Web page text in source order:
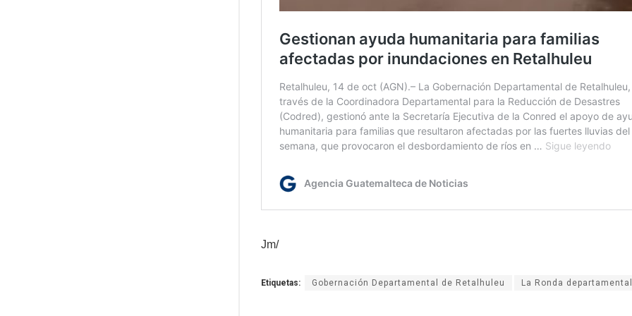
Jm/
Etiquetas: Gobernación Departamental de Retalhuleu La Ronda departamental